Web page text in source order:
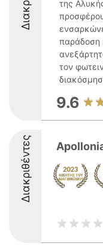
της
παράδοση
τον
9.6
Διακριθέντες